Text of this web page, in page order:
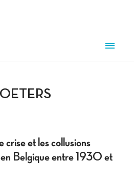
crise et les collusions
Belgique entre 1930 et